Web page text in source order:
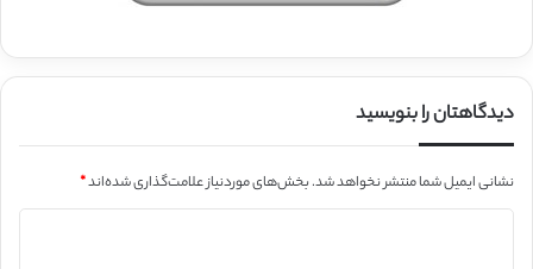
دیدگاهتان را بنویسید
نشانی ایمیل شما منتشر نخواهد شد.بخش‌های موردنیاز علامت‌گذاری شده‌اند*